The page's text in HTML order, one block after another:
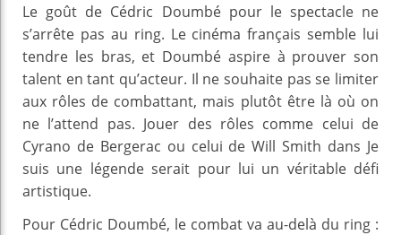
Le goût de Cédric Doumbé pour le spectacle ne
s’arrête pas au ring. Le cinéma français semble lui
tendre les bras, et Doumbé aspire à prouver son
talent en tant qu’acteur. Il ne souhaite pas se limiter
aux rôles de combattant, mais plutôt être là où on
ne l’attend pas. Jouer des rôles comme celui de
Cyrano de Bergerac ou celui de Will Smith dans Je
suis une légende serait pour lui un véritable défi
artistique.
Pour Cédric Doumbé, le combat va au-delà du ring :